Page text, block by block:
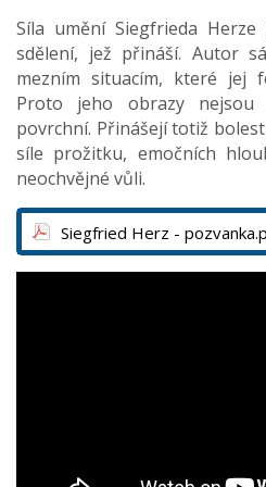
Síla umění Siegfrieda
sdělení, jež přináší. Autor
mezním situacím, které jej
Proto jeho obrazy
povrchní. Přinášejí totiž
síle prožitku, emočních
neochvějné vůli.
Siegfried Herz -